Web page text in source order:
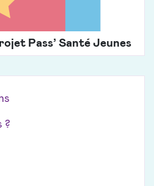
Pass’ Santé Jeunes
?